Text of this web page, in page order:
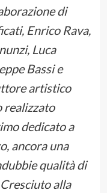
di
Enrico Rava,
Luca
Bassi e
artistico
realizzato
dedicato a
ancora una
qualità di
alla